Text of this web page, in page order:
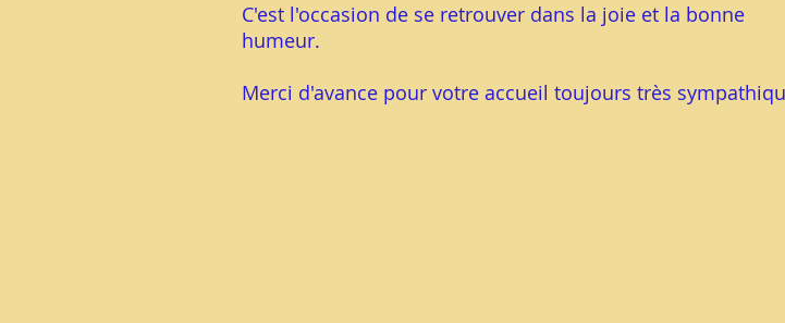
C'est l'occasion de se retrouver dans la joie et la bonne
humeur.
Merci d'avance pour votre accueil toujours très